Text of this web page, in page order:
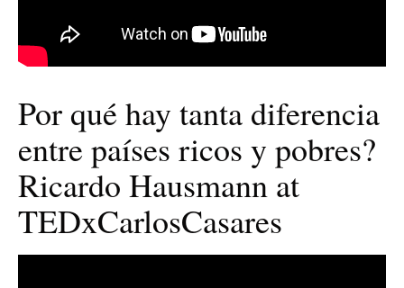
Por qué hay tanta diferencia
entre países ricos y pobres?
Ricardo Hausmann at
TEDxCarlosCasares